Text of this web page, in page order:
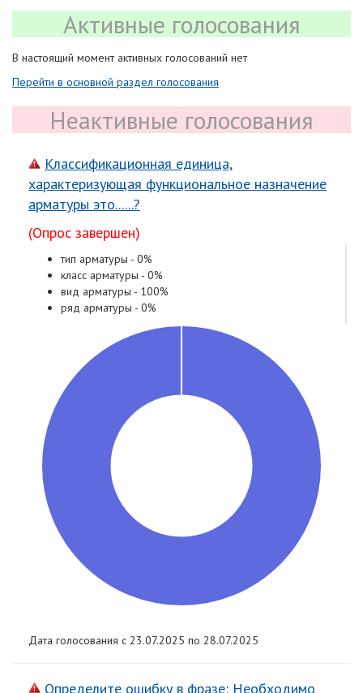
Активные голосования
В настоящий момент активных голосований нет
Перейти в основной раздел голосования
Неактивные голосования
Классификационная единица,
характеризующая функциональное назначение
арматуры это......?
(Опрос завершен)
тип арматуры - 0%
класс арматуры - 0%
вид арматуры - 100%
ряд арматуры - 0%
Дата голосования с 23.07.2025 по 28.07.2025
Определите ошибку в фразе: Необходимо